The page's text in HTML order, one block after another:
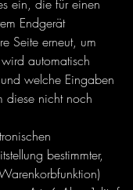
ein, die für einen
Endgerät
Seite erneut, um
automatisch
welche Eingaben
diese nicht noch
bestimmter,